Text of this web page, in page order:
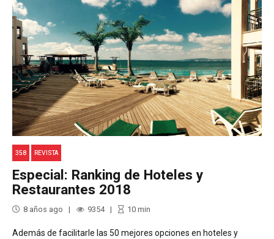
358 REVISTA
Especial: Ranking de Hoteles y
Restaurantes 2018
8 años ago 9354 10min
Además de facilitarle las 50 mejores opciones en hoteles y